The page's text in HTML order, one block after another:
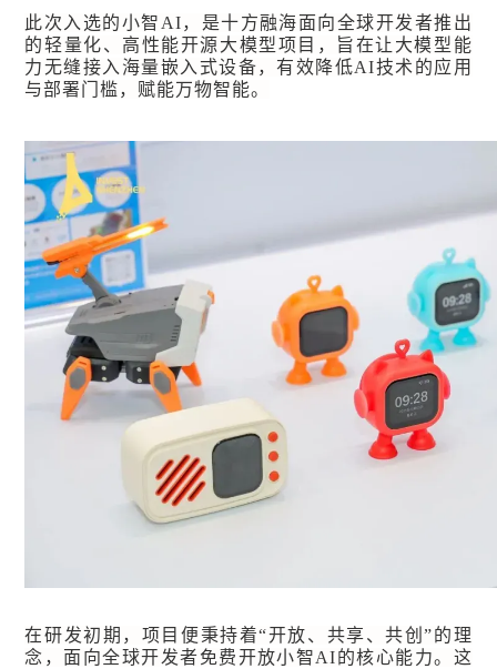
此次入选的小智AI，是十方融海面向全球开发者推出
的轻量化、高性能开源大模型项目，旨在让大模型能
力无缝接入海量嵌入式设备，有效降低AI技术的应用
与部署门槛，赋能万物智能。
在研发初期，项目便秉持着“开放、共享、共创”的理
念，面向全球开发者免费开放小智AI的核心能力。这